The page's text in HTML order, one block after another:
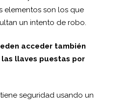
elementos son los que
un intento de robo.
acceder también
llaves puestas por
seguridad usando un